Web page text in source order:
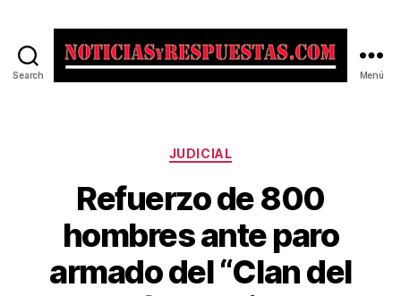
Search Menú
Categorías
JUDICIAL
Refuerzo de 800
hombres ante paro
armado del “Clan del